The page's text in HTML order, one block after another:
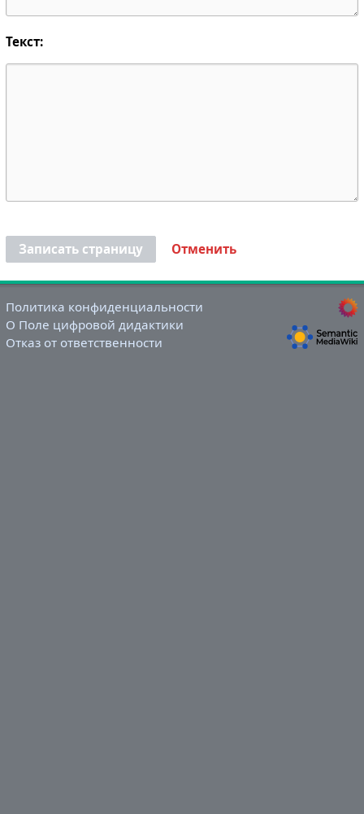
Текст:
Записать страницу Отменить
Политика конфиденциальности
О Поле цифровой дидактики
Отказ от ответственности